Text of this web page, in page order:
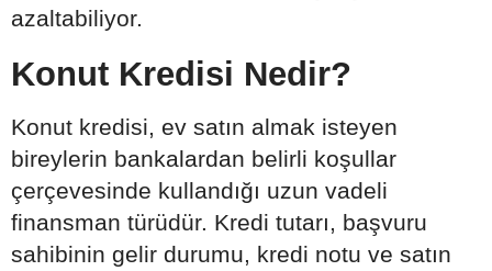
azaltabiliyor.
Konut Kredisi Nedir?
Konut kredisi, ev satın almak isteyen
bireylerin bankalardan belirli koşullar
çerçevesinde kullandığı uzun vadeli
finansman türüdür. Kredi tutarı, başvuru
sahibinin gelir durumu, kredi notu ve satın